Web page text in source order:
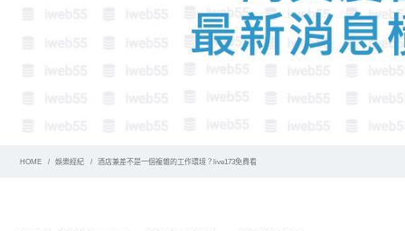
HOME 娛樂經紀 酒店兼差不是一個複雜的工作環境？live173免費看